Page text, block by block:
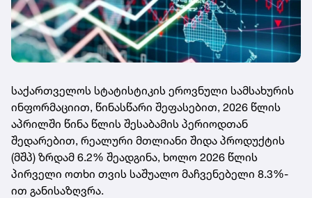
საქართველოს სტატისტიკის ეროვნული სამსახურის
ინფორმაციით, წინასწარი შეფასებით, 2026 წლის
აპრილში წინა წლის შესაბამის პერიოდთან
შედარებით, რეალური მთლიანი შიდა პროდუქტის
(მშპ) ზრდამ 6.2% შეადგინა, ხოლო 2026 წლის
პირველი ოთხი თვის საშუალო მაჩვენებელი 8.3%-
ით განისაზღვრა.